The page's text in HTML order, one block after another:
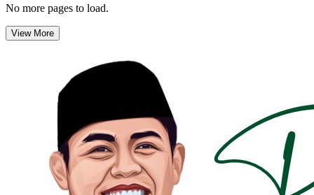
No more pages to load.
View More